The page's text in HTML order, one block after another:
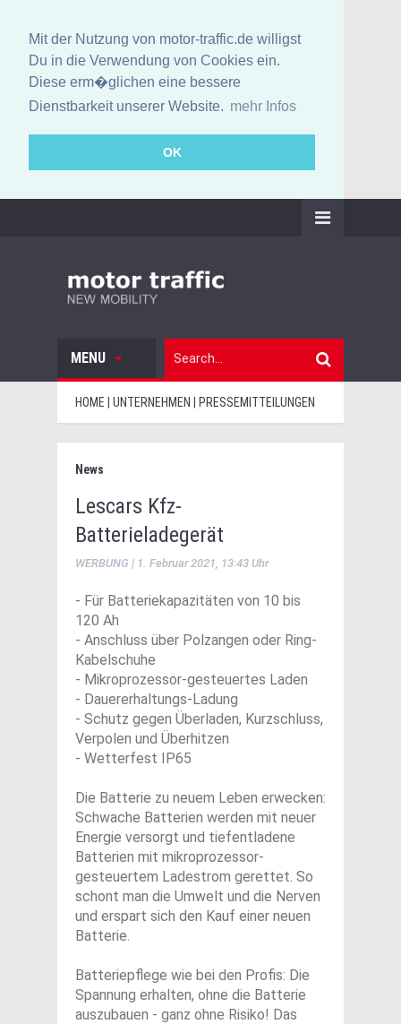
Mit der Nutzung von motor-traffic.de willigst
Du in die Verwendung von Cookies ein.
Diese erm�glichen eine bessere
Dienstbarkeit unserer Website. mehr Infos
OK
MENU
HOME | UNTERNEHMEN | PRESSEMITTEILUNGEN
News
Lescars Kfz-
Batterieladegerät
WERBUNG | 1. Februar 2021, 13:43 Uhr
- Für Batteriekapazitäten von 10 bis
120 Ah
- Anschluss über Polzangen oder Ring-
Kabelschuhe
- Mikroprozessor-gesteuertes Laden
- Dauererhaltungs-Ladung
- Schutz gegen Überladen, Kurzschluss,
Verpolen und Überhitzen
- Wetterfest IP65
Die Batterie zu neuem Leben erwecken:
Schwache Batterien werden mit neuer
Energie versorgt und tiefentladene
Batterien mit mikroprozessor-
gesteuertem Ladestrom gerettet. So
schont man die Umwelt und die Nerven
und erspart sich den Kauf einer neuen
Batterie.
Batteriepflege wie bei den Profis: Die
Spannung erhalten, ohne die Batterie
auszubauen - ganz ohne Risiko! Das